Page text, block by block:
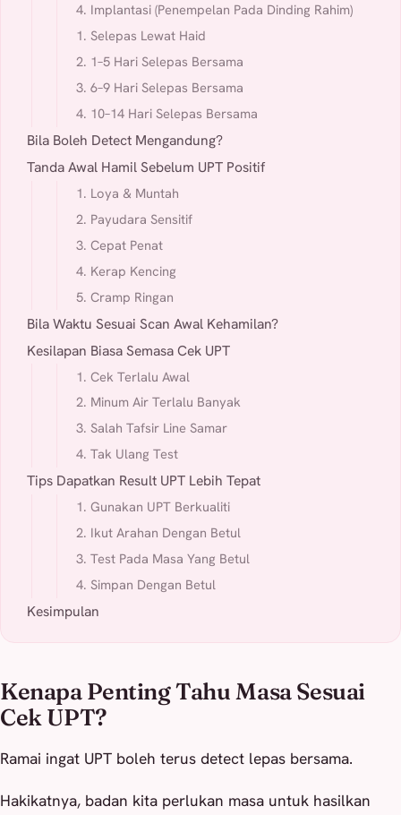
4. Implantasi (Penempelan Pada Dinding Rahim)
1. Selepas Lewat Haid
2. 1–5 Hari Selepas Bersama
3. 6–9 Hari Selepas Bersama
4. 10–14 Hari Selepas Bersama
Bila Boleh Detect Mengandung?
Tanda Awal Hamil Sebelum UPT Positif
1. Loya & Muntah
2. Payudara Sensitif
3. Cepat Penat
4. Kerap Kencing
5. Cramp Ringan
Bila Waktu Sesuai Scan Awal Kehamilan?
Kesilapan Biasa Semasa Cek UPT
1. Cek Terlalu Awal
2. Minum Air Terlalu Banyak
3. Salah Tafsir Line Samar
4. Tak Ulang Test
Tips Dapatkan Result UPT Lebih Tepat
1. Gunakan UPT Berkualiti
2. Ikut Arahan Dengan Betul
3. Test Pada Masa Yang Betul
4. Simpan Dengan Betul
Kesimpulan
Kenapa Penting Tahu Masa Sesuai
Cek UPT?
Ramai ingat UPT boleh terus detect lepas bersama.
Hakikatnya, badan kita perlukan masa untuk hasilkan